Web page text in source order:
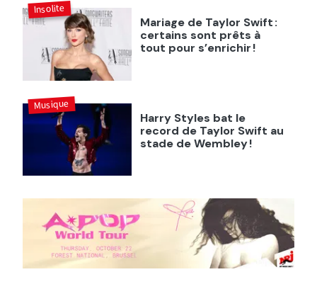
Mariage de Taylor Swift :
certains sont prêts à
tout pour s’enrichir !
Insolite
Harry Styles bat le
record de Taylor Swift au
stade de Wembley !
Musique